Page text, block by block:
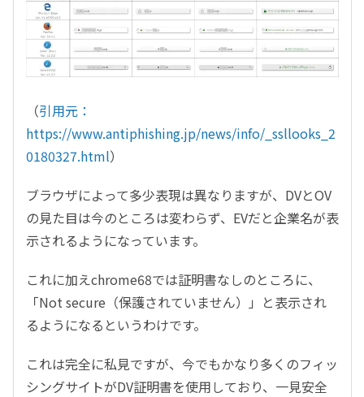
（引用元：
https://www.antiphishing.jp/news/info/_ssllooks_2
0180327.html）
ブラウザによって多少表現は異なりますが、DVとOV
の見た目は今のところは変わらず、EVだと企業名が表
示されるようになっています。
これに加えchrome68では証明書なしのところに、
「Not secure（保護されていません）」と表示され
るようになるというわけです。
これは完全に私見ですが、今でもかなり多くのフィッ
シングサイトがDV証明書を使用しており、一見安全